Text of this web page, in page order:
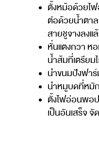
ตั้งหม้อด้วยไ
ต่อด้วยน้ำตา
สายชูจางลงแ
หั่นแตงกวา ห
น้ำส้มที่เตรียม
นำขนมปังฟาร์
นำหมูบดที่หมั
ตั้งไฟอ่อนพอ
เป็นอันเสร็จ